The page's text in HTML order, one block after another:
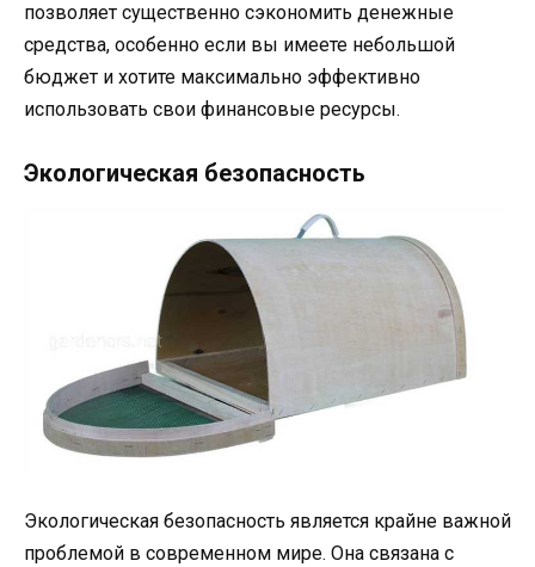
позволяет существенно сэкономить денежные
средства, особенно если вы имеете небольшой
бюджет и хотите максимально эффективно
использовать свои финансовые ресурсы.
Экологическая безопасность
Экологическая безопасность является крайне важной
проблемой в современном мире. Она связана с